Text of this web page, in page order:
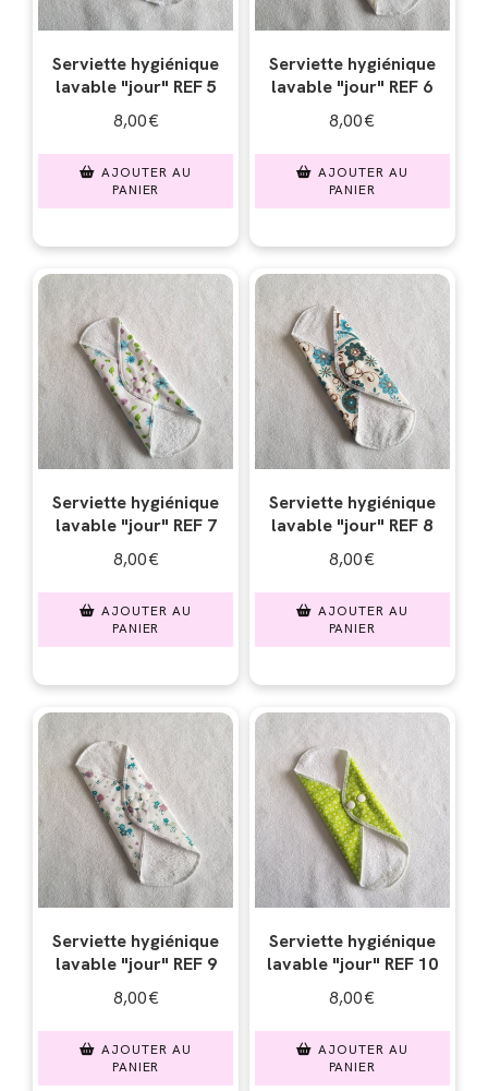
Serviette hygiénique
lavable "jour" REF 5
8,00€
AJOUTER AU
PANIER
Serviette hygiénique
lavable "jour" REF 6
8,00€
AJOUTER AU
PANIER
Serviette hygiénique
lavable "jour" REF 7
8,00€
AJOUTER AU
PANIER
Serviette hygiénique
lavable "jour" REF 8
8,00€
AJOUTER AU
PANIER
Serviette hygiénique
lavable "jour" REF 9
8,00€
AJOUTER AU
PANIER
Serviette hygiénique
lavable "jour" REF 10
8,00€
AJOUTER AU
PANIER